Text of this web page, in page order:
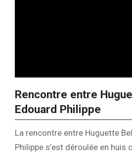
Rencontre entre
Edouard Philippe
La rencontre entre Huguette
Philippe s’est déroulée en huis